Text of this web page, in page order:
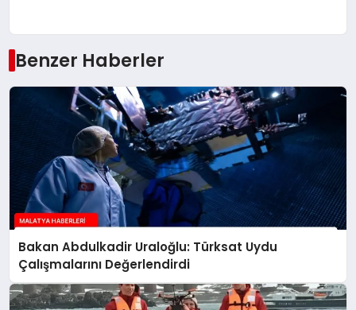
Benzer Haberler
Bakan Abdulkadir Uraloğlu: Türksat Uydu
Çalışmalarını Değerlendirdi